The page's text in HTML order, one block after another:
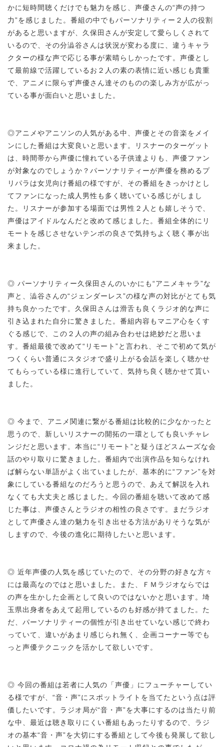
かに短時間聴くだけでも魅力を感じ、声優さんの“声の持つ
力”を感じました。番組の中でもパーソナリティー２人の役割
があると思いますが、久保田さんが安定して愛らしくされて
いるので、その分澁谷さんは状況が変わる度に、違うキャラ
クターの様な声で応じる事が素晴らしかったです。声優とし
て最前線で活躍しているお２人の素の表情に近い感じも貴重
で、アニメに限らず声優さん達そのものの楽しみ方が広がっ
ている事が面白いと思いました。
◎アニメやアニソンの人気がある中、声優とその音楽をメイ
ンにした番組は大変良いと思います。リスナーのターゲット
は、時間帯から声優に憧れている子供達よりも、声優ファン
が対象なのでしょうか？パーソナリティーが声優を務めるプ
リパラは女児向け番組の様ですが、その番組をきっかけとし
てファンになった成人男性も多く聴いている感じがしまし
た。リスナーが参加する場面では男性２人とも嬉しそうで、
声優はアイドルなんだと改めて感じました。番組全体的にリ
モートを感じさせないテンポの良さで気持ちよく聴く事が出
来ました。
◎ パーソナリティー久保田さんのいかにも“アニメキャラ”な
声と、澁谷さんの“ジェンダーレス”の様な声の対比がとても気
持ち良かったです。久保田さんは滑舌も良くラジオ的な声に
引き込まれた自分に驚きました。番組内容もマニア心をくす
ぐる感じで、この２人の声の組み合わせは絶妙だと思いま
す。番組最後で改めて“リモート”と言われ、そこで初めて気が
つくくらい普通にスタジオで盛り上がる会話を楽しく聴かせ
てもらっている様に進行していて、気持ち良く聴かせて貰い
ました。
◎ 今まで、アニメ関連に繋がる番組は比較的に少なかったと
思うので、新しいリスナーの開拓の一環としても良いチャレ
ンジだと思います。本当に“リモート”と疑うほどスムーズな会
話のやり取りに驚きました。番組内で出演作品を知らなけれ
ば解らない単語がよく出ていましたが、基本的に“ファン”を対
象にしている番組なのだろうと思うので、あえて解説を入れ
なくても大丈夫と感じました。今回の番組を聴いて改めて感
じた事は、声優さんとラジオの相性の良さです。まだラジオ
として声優さん達の魅力を引き出せる方法がありそうな気が
しますので、今後の進化に期待したいと思います。
◎ 近年声優の人気を感じていたので、その分野の好きな方々
には最高なのではと思いました。また、ＦＭラジオならでは
の声を生かした企画として良いのではないかと思います。埼
玉県出身者をあえて起用しているのも好感が持てました。た
だ、パーソナリティーの個性が引き出せていない感じで終わ
っていて、違いがあまり感じられ無く、企画コーナー等でも
っと声優テクニックを活かして欲しいです。
◎ 今回の番組は若者に人気の「声優」にフューチャーしてい
る様ですが、“音・声”にスポットライトを当てたという点は評
価したいです。ラジオ局が“音・声”を大事にするのは当たり前
な中、最近は聴き取りにくい番組もあったりするので、ラジ
オの基本“音・声”を大切にする番組として今後も発展して欲し